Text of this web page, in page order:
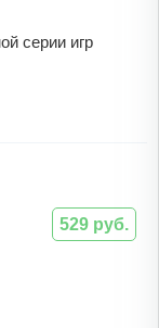
серии игр
529 руб.